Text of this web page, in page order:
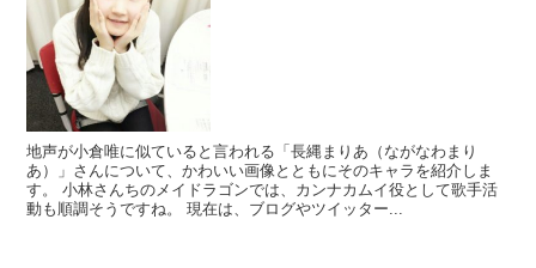
地声が小倉唯に似ていると言われる「長縄まりあ（ながなわまり
あ）」さんについて、かわいい画像とともにそのキャラを紹介しま
す。 小林さんちのメイドラゴンでは、カンナカムイ役として歌手活
動も順調そうですね。 現在は、ブログやツイッター...